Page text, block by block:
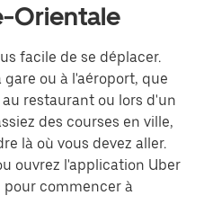
Orientale
facile de se déplacer.
gare ou à l'aéroport, que
restaurant ou lors d'un
des courses en ville,
là où vous devez aller.
ouvrez l'application Uber
commencer à